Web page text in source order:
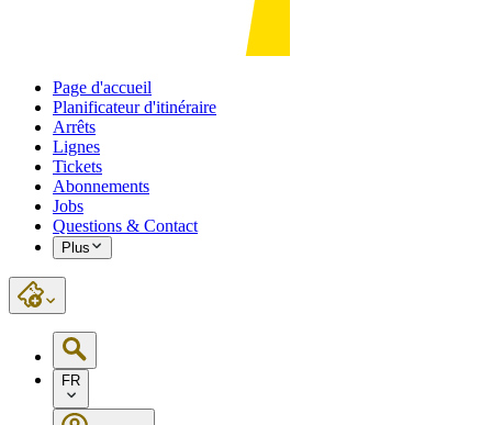
Page d'accueil
Planificateur d'itinéraire
Arrêts
Lignes
Tickets
Abonnements
Jobs
Questions & Contact
Plus
FR